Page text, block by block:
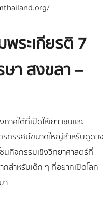
ระเกียรติ 7
า สงขลา –
าคใต้ที่เปิดให้เยาวชนและ
รทรรศน์ขนาดใหญ่สำหรับดูดวง
นกิจกรรมเชิงวิทยาศาสตร์ที่
กสำหรับเด็ก ๆ ที่อยากเปิดโลก
า